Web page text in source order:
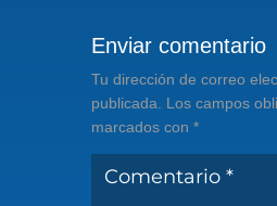
Enviar comentario
Tu dirección de correo
publicada. Los campos
marcados con *